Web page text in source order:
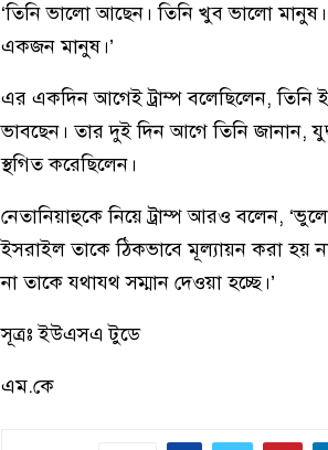
‘তিনি ভালো আছেন। তিনি খুব ভালো
একজন মানুষ।’
এর একদিন আগেই ট্রাম্প বলেছিলেন, তিনি
ভাবছেন। তার দুই দিন আগে তিনি জানান,
স্থগিত করেছিলেন।
নেতানিয়াহুকে নিয়ে ট্রাম্প আরও বলেন,
ইসরাইল তাকে ঠিকভাবে মূল্যায়ন করা হয়
না তাকে যথাযথ সম্মান দেওয়া হচ্ছে।’
সূত্রঃ ইউএসএ টুডে
এম.কে